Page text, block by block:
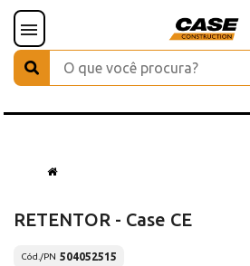
RETENTOR - Case CE
Cód./PN 504052515